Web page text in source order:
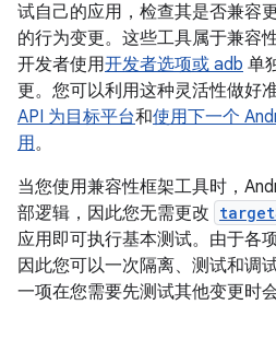
试自己的应用，检查其是否兼容
的行为变更。 这些工具属于兼容
开发者使用开发者选项或 adb 单
更。您可以利用这种灵活性做好
API 为目标平台和使用下一个
用。
当您使用兼容性框架工具时，
部逻辑，因此您无需更改
应用即可执行基本测试。由于各
因此您可以一次隔离、测试和调
一项在您需要先测试其他变更时